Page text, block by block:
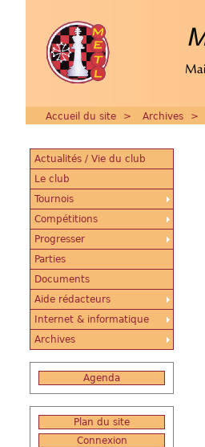
Accueil du site > Archives >
Actualités / Vie du club
Le club
Tournois
Compétitions
Progresser
Parties
Documents
Aide rédacteurs
Internet & informatique
Archives
Agenda
Plan du site
Connexion